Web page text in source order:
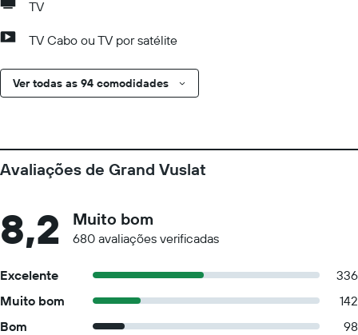
TV
TV Cabo ou TV por satélite
Ver todas as 94 comodidades
Avaliações de Grand Vuslat
8,2 Muito bom
680 avaliações verificadas
Excelente
336
Muito bom
142
Bom
98